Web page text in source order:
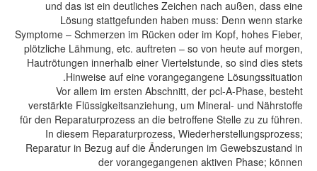
und das ist ein deutliches Zeichen nach außen, dass eine
Lösung stattgefunden haben muss: Denn wenn starke
Symptome – Schmerzen im Rücken oder im Kopf, hohes Fieber,
plötzliche Lähmung, etc. auftreten – so von heute auf morgen,
Hautrötungen innerhalb einer Viertelstunde, so sind dies stets
Hinweise auf eine vorangegangene Lösungssituation.
Vor allem im ersten Abschnitt, der pcl-A-Phase, besteht
verstärkte Flüssigkeitsanziehung, um Mineral- und Nährstoffe
für den Reparaturprozess an die betroffene Stelle zu zu führen.
In diesem Reparaturprozess, Wiederherstellungsprozess;
Reparatur in Bezug auf die Änderungen im Gewebszustand in
der vorangegangenen aktiven Phase; können